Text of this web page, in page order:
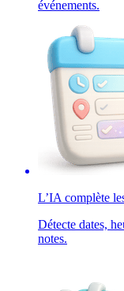
événements.
L’IA complète
Détecte dates,
notes.